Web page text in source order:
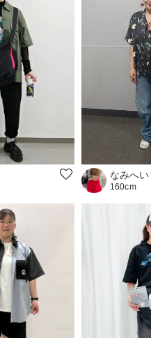
なみへい
160cm